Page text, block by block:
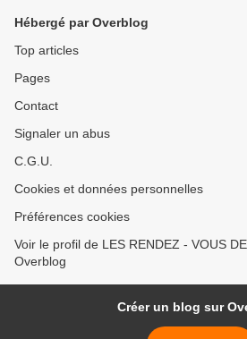
Hébergé par Overblog
Top articles
Pages
Contact
Signaler un abus
C.G.U.
Cookies et données personnelles
Préférences cookies
Voir le profil de LES RENDEZ - VOUS
Overblog
Créer un blog sur